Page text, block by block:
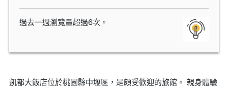
過去一週瀏覽量超過6次。
凱都大飯店位於桃園縣中壢區，是頗受歡迎的旅館。 親身體驗